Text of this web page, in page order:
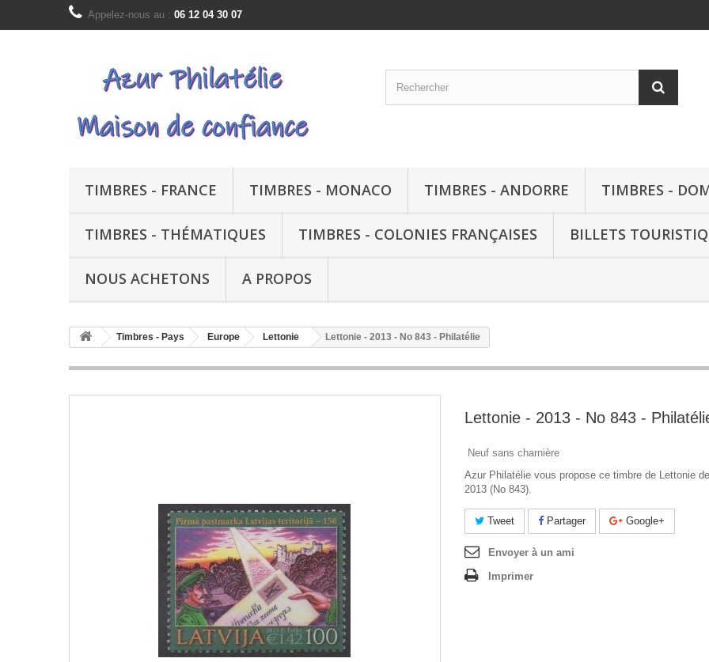
Appelez-nous au : 06 12 04 30 07
TIMBRES - FRANCE TIMBRES - MONACO TIMBRES - ANDORRE TIMBRES -
TIMBRES - THÉMATIQUES TIMBRES - COLONIES FRANÇAISES BILLETS
NOUS ACHETONS A PROPOS
Timbres - Pays Europe Lettonie Lettonie - 2013 - No 843 - Philatélie
Lettonie - 2013 - No 843 -
Neuf sans charnière
Azur Philatélie vous propose ce timbre de Lettonie
2013 (No 843).
Tweet Partager Google+
Envoyer à un ami
Imprimer